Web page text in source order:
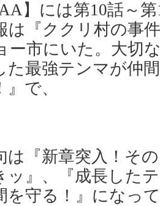
】には第10話～
は『ククリ村の事
ー市にいた。大切
た最強テンマが仲
で、
は『新章突入！そ
ッ』、『成長した
を守る！』になっ